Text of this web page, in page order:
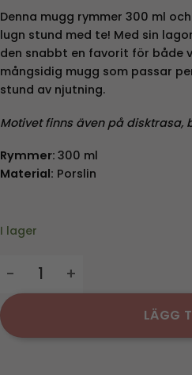
Denna mugg rymmer 300 ml
lugn stund med te! Med sin
den snabbt en favorit för både
mångsidig mugg som passar
stund av njutning.
Motivet finns även på disktrasa,
Rymmer: 300 ml
Material: Porslin
I lager
LÄGG